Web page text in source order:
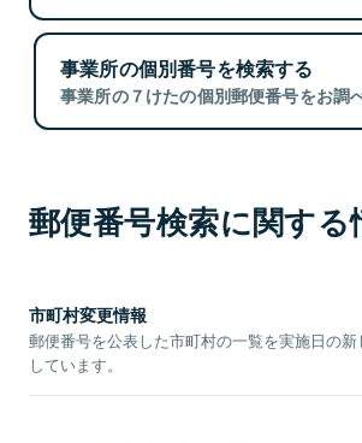
事業所の個別番号を検索する
事業所の７けたの個別郵便番号をお調
郵便番号検索に関する
市町村変更情報
郵便番号を公表した市町村の一覧を実施日の
しています。